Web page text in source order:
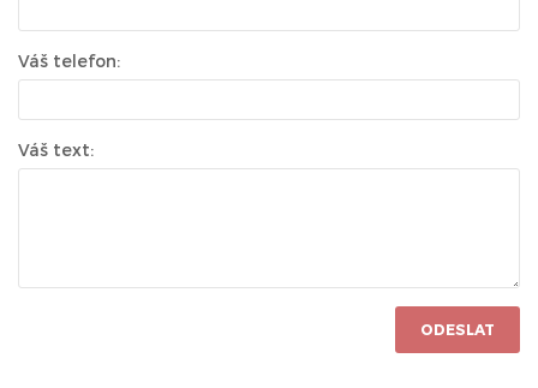
Váš telefon:
Váš text:
ODESLAT